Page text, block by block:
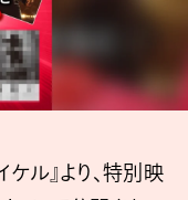
ル』より、特別映